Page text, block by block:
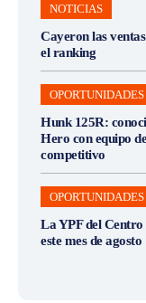
NOTICIAS
Cayeron las
el ranking
OPORTUNIDADES
Hunk 125R:
Hero con equipo
competitivo
OPORTUNIDADES
La YPF del Centro
este mes de agosto